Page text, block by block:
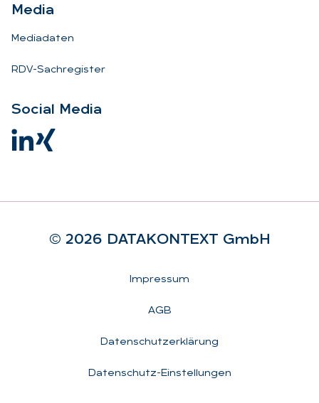
Me­dia
Mediadaten
RDV-Sachregister
So­ci­al Me­dia
© 2026 DA­TA­KON­TEXT GmbH
Impressum
AGB
Datenschutzerklärung
Datenschutz-Einstellungen